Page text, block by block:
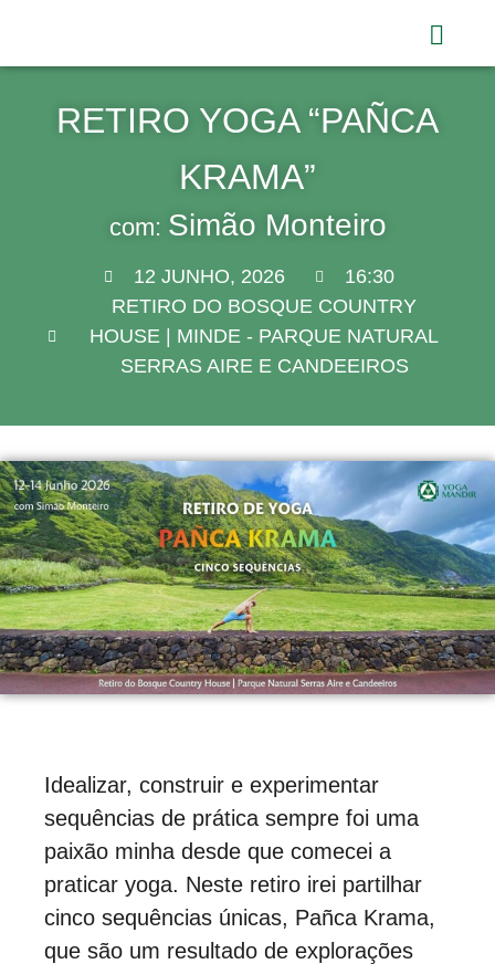
RETIRO YOGA “PAÑCA
KRAMA”
com: Simão Monteiro
12 JUNHO, 2026
16:30
RETIRO DO BOSQUE COUNTRY
HOUSE | MINDE - PARQUE NATURAL
SERRAS AIRE E CANDEEIROS
Idealizar, construir e experimentar
sequências de prática sempre foi uma
paixão minha desde que comecei a
praticar yoga. Neste retiro irei partilhar
cinco sequências únicas, Pañca Krama,
que são um resultado de explorações